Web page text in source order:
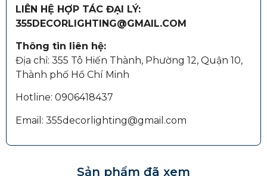
LIÊN HỆ HỢP TÁC ĐẠI LÝ:
355DECORLIGHTING@GMAIL.COM
Thông tin liên hệ:
Địa chỉ: 355 Tô Hiến Thành, Phường 12, Quận 10,
Thành phố Hồ Chí Minh
Hotline: 0906418437
Email: 355decorlighting@gmail.com
Sản phẩm đã xem